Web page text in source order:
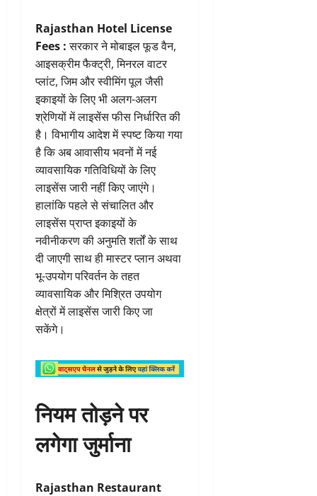
Rajasthan Hotel License
Fees :सरकार ने मोबाइल फूड वैन,
आइसक्रीम फैक्ट्री, मिनरल वाटर
प्लांट, जिम और स्वीमिंग पूल जैसी
इकाइयों के लिए भी अलग-अलग
श्रेणियों में लाइसेंस फीस निर्धारित की
है। विभागीय आदेश में स्पष्ट किया गया
है कि अब आवासीय भवनों में नई
व्यावसायिक गतिविधियों के लिए
लाइसेंस जारी नहीं किए जाएंगे।
हालांकि पहले से संचालित और
लाइसेंस प्राप्त इकाइयों के
नवीनीकरण की अनुमति शर्तों के साथ
दी जाएगी साथ ही मास्टर प्लान अथवा
भू-उपयोग परिवर्तन के तहत
व्यावसायिक और मिश्रित उपयोग
क्षेत्रों में लाइसेंस जारी किए जा
सकेंगे।
नियम तोड़ने पर
लगेगा जुर्माना
Rajasthan Restaurant